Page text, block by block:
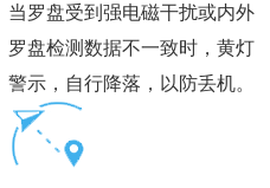
当罗盘受到强电磁干扰或内外
罗盘检测数据不一致时，黄灯
警示，自行降落，以防丢机。